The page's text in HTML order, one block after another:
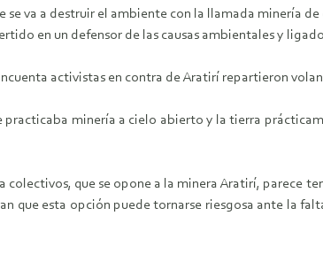
se va a destruir el ambiente con la llamada minería
en un defensor de las causas ambientales y
activistas en contra de Aratirí repartieron
minería a cielo abierto y la tierra
que se opone a la minera Aratirí, parece
que esta opción puede tornarse riesgosa ante la